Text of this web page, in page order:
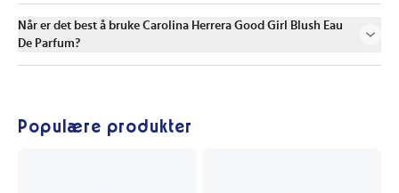
Når er det best å bruke Carolina Herrera Good Girl Blush Eau
De Parfum?
Populære produkter